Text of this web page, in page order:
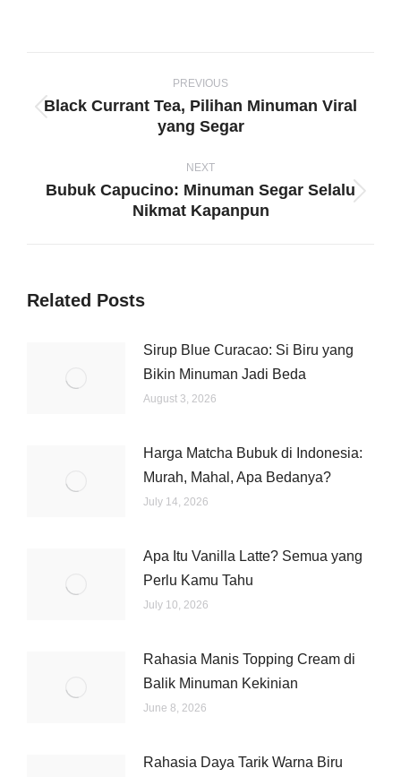
navigation
PREVIOUS
Previous
Black Currant Tea, Pilihan Minuman Viral
yang Segar
NEXT
Next
Bubuk Capucino: Minuman Segar Selalu
Nikmat Kapanpun
Related Posts
Sirup Blue Curacao: Si Biru yang
Bikin Minuman Jadi Beda
August 3, 2026
Harga Matcha Bubuk di Indonesia:
Murah, Mahal, Apa Bedanya?
July 14, 2026
Apa Itu Vanilla Latte? Semua yang
Perlu Kamu Tahu
July 10, 2026
Rahasia Manis Topping Cream di
Balik Minuman Kekinian
June 8, 2026
Rahasia Daya Tarik Warna Biru